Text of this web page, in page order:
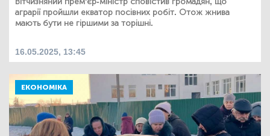
аграрії пройшли екватор посівних робіт. Отож жнива
мають бути не гіршими за торішні.
16.05.2025, 13:45
ЕКОНОМІКА